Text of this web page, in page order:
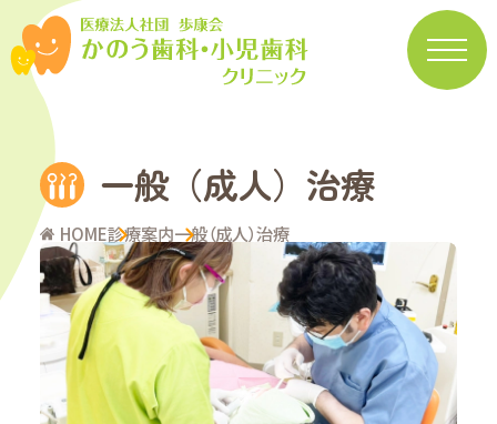
一般（成人）治療
HOME診療案内一般（成人）治療